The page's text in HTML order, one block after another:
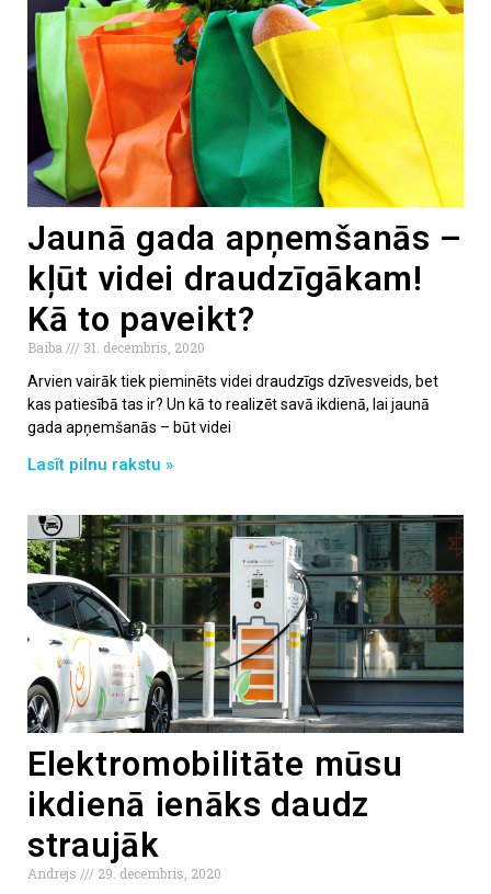
Jaunā gada apņemšanās –
kļūt videi draudzīgākam!
Kā to paveikt?
Baiba
31. decembris, 2020
Arvien vairāk tiek pieminēts videi draudzīgs dzīvesveids, bet
kas patiesībā tas ir? Un kā to realizēt savā ikdienā, lai jaunā
gada apņemšanās – būt videi
Lasīt pilnu rakstu »
Elektromobilitāte mūsu
ikdienā ienāks daudz
straujāk
Andrejs
29. decembris, 2020